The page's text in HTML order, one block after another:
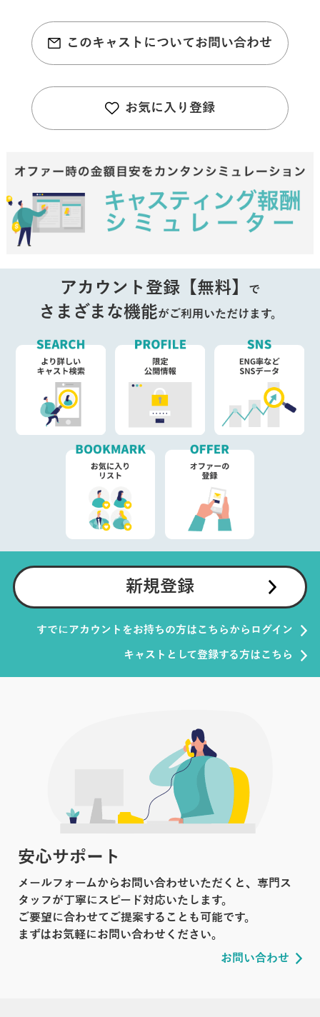
このキャストについてお問い合わせ
お気に入り登録
アカウント登録【無料】 で
さまざまな機能がご利用いただけます。
新規登録
すでにアカウントをお持ちの方はこちらからログイン
キャストとして登録する方はこちら
安心サポート
メールフォームからお問い合わせいただくと、専門ス
タッフが丁寧にスピード対応いたします。
ご要望に合わせてご提案することも可能です。
まずはお気軽にお問い合わせください。
お問い合わせ